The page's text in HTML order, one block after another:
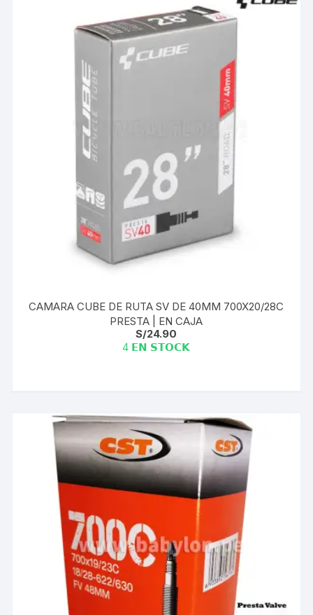
CAMARA CUBE DE RUTA SV DE 40MM 700X20/28C
PRESTA | EN CAJA
S/24.90
4 𝗘𝗡 𝗦𝗧𝗢𝗖𝗞